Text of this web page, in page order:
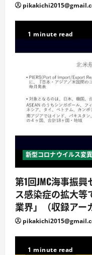
1 minute read
新型コロナウイルス変
第1回JMC海事振
ス感染症の拡大
業界」（収録アー
1 minute read